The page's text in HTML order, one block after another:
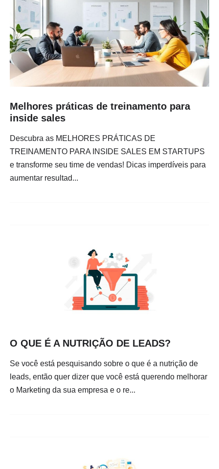
Melhores práticas de treinamento para
inside sales
Descubra as MELHORES PRÁTICAS DE
TREINAMENTO PARA INSIDE SALES EM STARTUPS
e transforme seu time de vendas! Dicas imperdíveis para
aumentar resultad...
O QUE É A NUTRIÇÃO DE LEADS?
Se você está pesquisando sobre o que é a nutrição de
leads, então quer dizer que você está querendo melhorar
o Marketing da sua empresa e o re...